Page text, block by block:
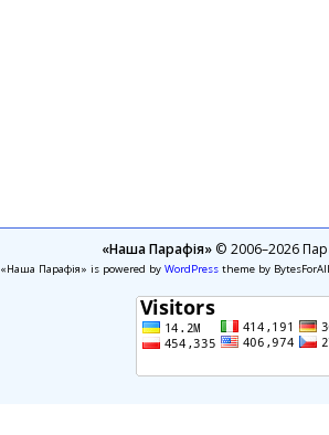
«Наша Парафія»© 2006–2026
«Наша Парафія» is powered by WordPresstheme by